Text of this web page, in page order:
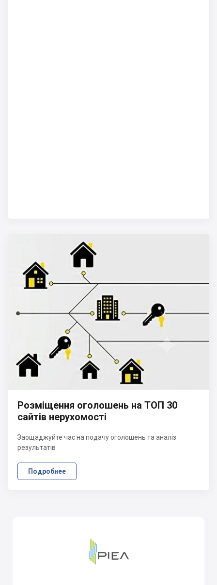
Розміщення оголошень на ТОП 30
сайтів нерухомості
Заощаджуйте час на подачу оголошень та аналіз
результатів
Подробнее